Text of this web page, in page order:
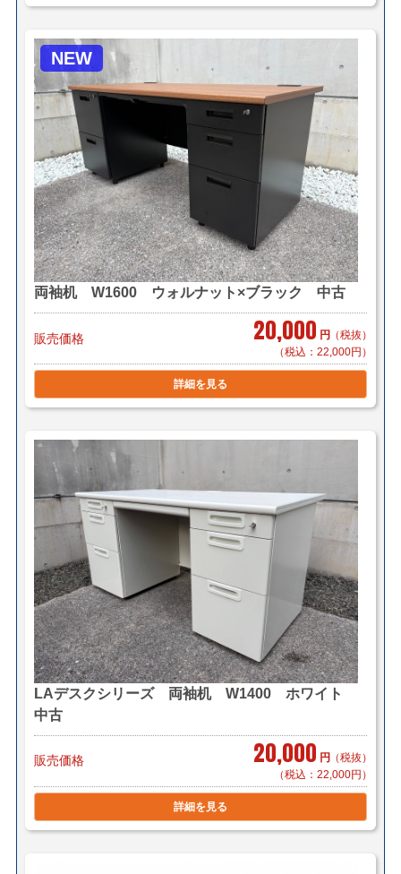
NEW
両袖机 W1600 ウォルナット×ブラック 中古
販売価格 20,000 円 （税抜）
（税込：22,000円）
詳細を見る
LAデスクシリーズ 両袖机 W1400 ホワイト
中古
販売価格 20,000 円 （税抜）
（税込：22,000円）
詳細を見る